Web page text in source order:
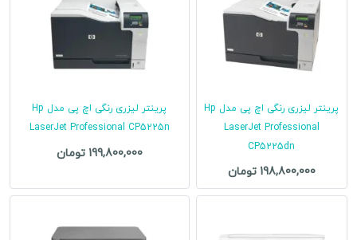
پرینتر لیزری رنگی اچ پی مدل Hp
LaserJet Professional
CP5225dn
198,800,000 تومان
پرینتر لیزری رنگی اچ پی مدل Hp
LaserJet Professional CP5225n
199,800,000 تومان